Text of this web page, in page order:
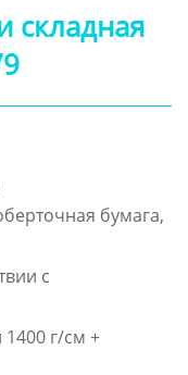
складная
бумага,
с
г/см +